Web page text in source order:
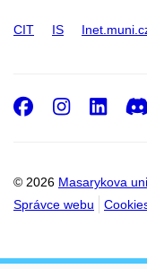
CIT IS
© 2026 Masarykova
Správce webu
Facebook